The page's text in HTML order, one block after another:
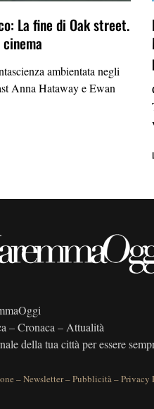
La fine di Oak street.
ambientata negli
Anna Hataway e Ewan
– Cronaca – Attualità
della tua città per essere
–Newsletter–Pubblicità–Privacy